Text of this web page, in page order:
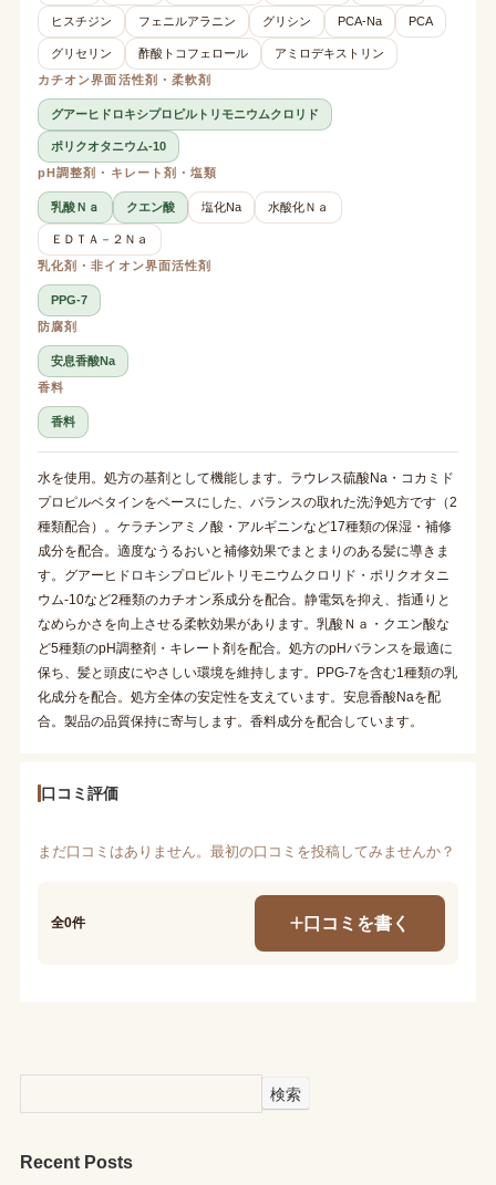
ヒスチジン フェニルアラニン グリシン PCA-Na PCA
グリセリン 酢酸トコフェロール
アミロデキストリン
カチオン界面活性剤・柔軟剤
グアーヒドロキシプロピルトリモニウムクロリド
ポリクオタニウム-10
pH調整剤・キレート剤・塩類
乳酸Ｎａ クエン酸 塩化Na 水酸化Ｎａ
ＥＤＴＡ－２Ｎａ
乳化剤・非イオン界面活性剤
PPG-7
防腐剤
安息香酸Na
香料
香料
水を使用。処方の基剤として機能します。ラウレス硫酸Na・コカミド
プロピルベタインをベースにした、バランスの取れた洗浄処方です（2
種類配合）。ケラチンアミノ酸・アルギニンなど17種類の保湿・補修
成分を配合。適度なうるおいと補修効果でまとまりのある髪に導きま
す。グアーヒドロキシプロピルトリモニウムクロリド・ポリクオタニ
ウム-10など2種類のカチオン系成分を配合。静電気を抑え、指通りと
なめらかさを向上させる柔軟効果があります。乳酸Ｎａ・クエン酸な
ど5種類のpH調整剤・キレート剤を配合。処方のpHバランスを最適に
保ち、髪と頭皮にやさしい環境を維持します。PPG-7を含む1種類の乳
化成分を配合。処方全体の安定性を支えています。安息香酸Naを配
合。製品の品質保持に寄与します。香料成分を配合しています。
口コミ評価
まだ口コミはありません。最初の口コミを投稿してみませんか？
全0件 口コミを書く
検索
Recent Posts